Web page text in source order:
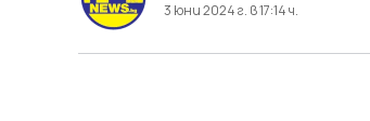
3 юни 2024 г. в 17:14 ч.